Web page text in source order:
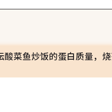
菜鱼炒饭的蛋白质量，